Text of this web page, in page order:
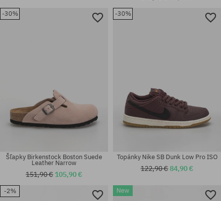
38; 38.5; 39; 40; 40.5; 41; 42;
42.5; 43; 44; 44.5; 45; 45.5; 46;
Dostupné veľkosti:
Dostupné veľkosti:
37 1/3; 38; 38 2/3; 39 1/3; 40;
40 2/3; 44; 44 2/3; 46; 46 2/3;
-30%
Šľapky Birkenstock Boston Suede
Leather Narrow
151,90 € 105,90 €
-30%
Topánky Nike SB Dunk Low Pro ISO
122,90 €84,90 €
-2% New